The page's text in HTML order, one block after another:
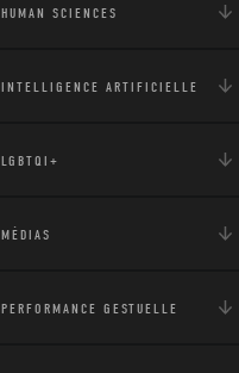
HUMAN SCIENCES
INTELLIGENCE ARTIFICIELLE
LGBTQI+
MÉDIAS
PERFORMANCE GESTUELLE